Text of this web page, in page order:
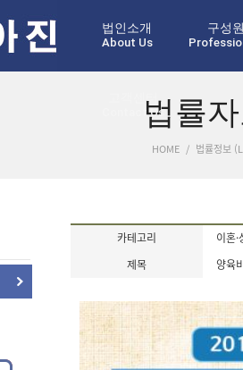
법인소개
About Us
구성
고객센터
Contact Us법률
HOME / 법률정보
카테고리
이혼·
제목
양육